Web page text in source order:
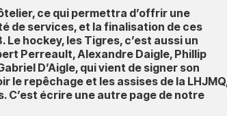
ce qui permettra d’offrir une
de services, et la finalisation de ces
hockey, les Tigres, c’est aussi un
Perreault, Alexandre Daigle, Phillip
D’Aigle, qui vient de signer son
repêchage et les assises de la
C’est écrire une autre page de notre